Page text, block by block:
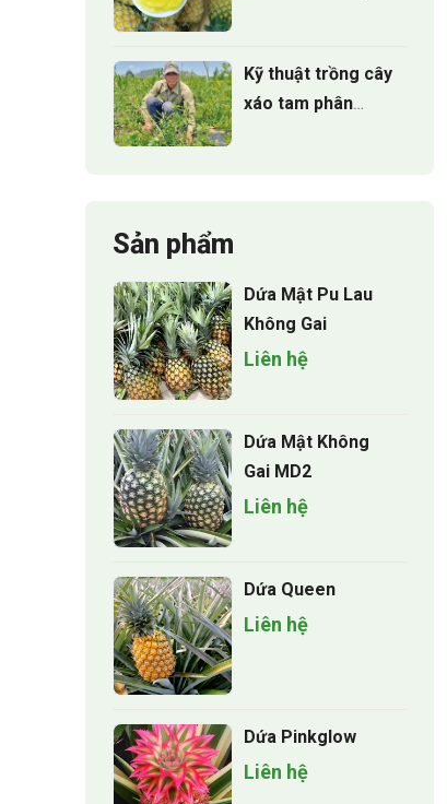
Kỹ thuật trồng cây
xáo tam phân
Sản phẩm
Dứa Mật Pu Lau
Không Gai
Liên hệ
Dứa Mật Không
Gai MD2
Liên hệ
Dứa Queen
Liên hệ
Dứa Pinkglow
Liên hệ